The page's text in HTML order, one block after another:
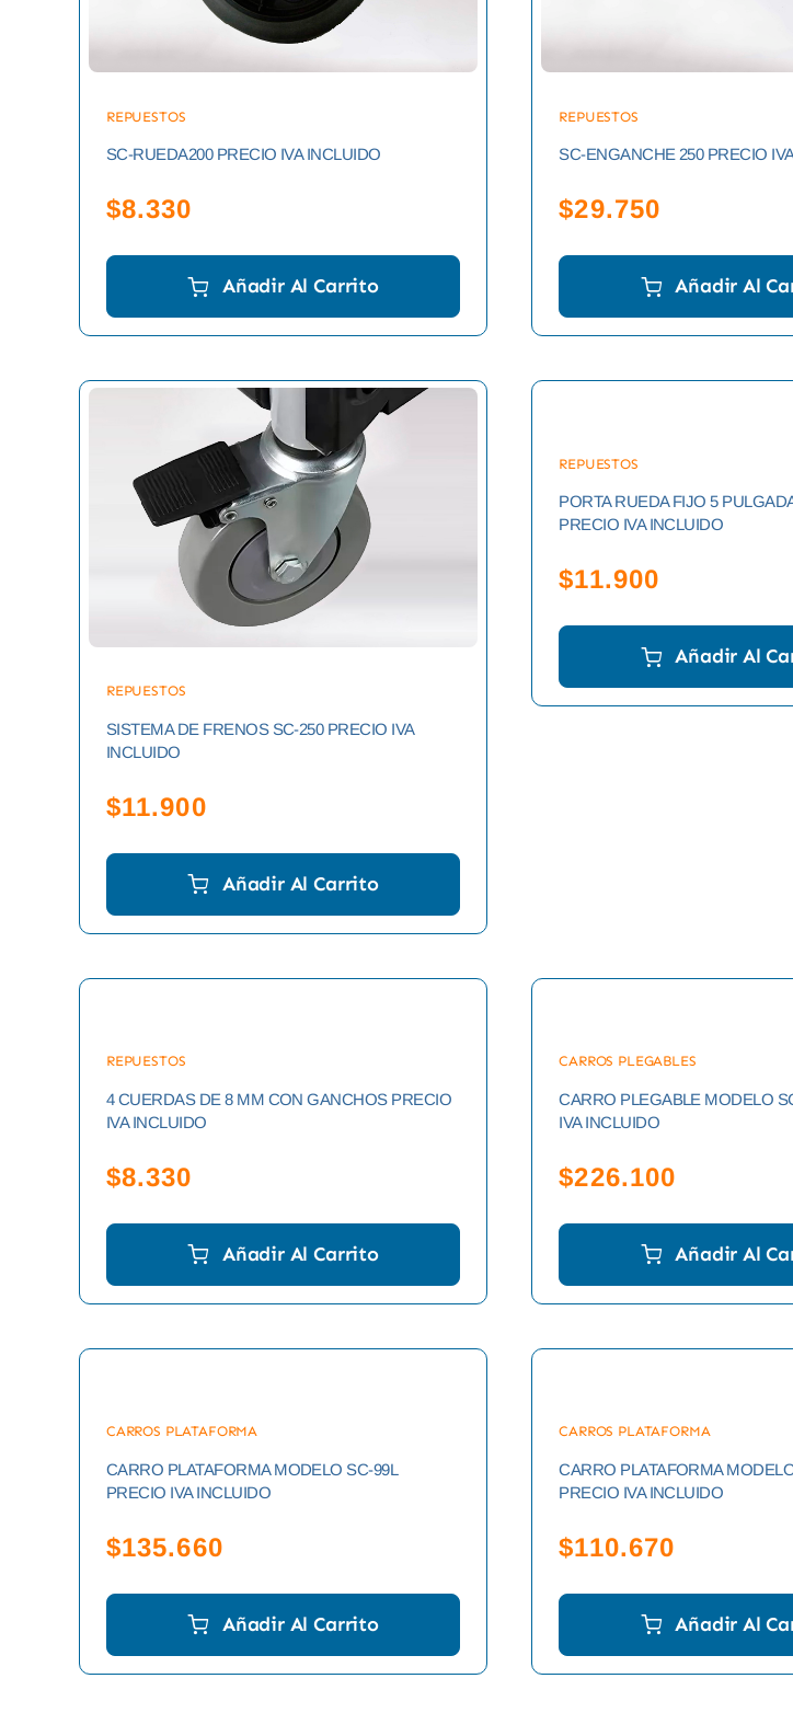
REPUESTOS
SC-RUEDA200 PRECIO IVA INCLUIDO
$8.330
Añadir Al Carrito
REPUESTOS
SC-ENGANCHE 250 PRECIO
$29.750
Añadir Al
REPUESTOS
SISTEMA DE FRENOS SC-250 PRECIO IVA
INCLUIDO
$11.900
Añadir Al Carrito
REPUESTOS
PORTA RUEDA FIJO 5
PRECIO IVA INCLUIDO
$11.900
Añadir Al
REPUESTOS
4 CUERDAS DE 8 MM CON GANCHOS PRECIO
IVA INCLUIDO
$8.330
Añadir Al Carrito
CARROS PLEGABLES
CARRO PLEGABLE MODELO
IVA INCLUIDO
$226.100
Añadir Al
CARROS PLATAFORMA
CARRO PLATAFORMA MODELO SC-99L
PRECIO IVA INCLUIDO
$135.660
Añadir Al Carrito
CARROS PLATAFORMA
CARRO PLATAFORMA
PRECIO IVA INCLUIDO
$110.670
Añadir Al